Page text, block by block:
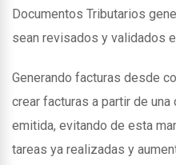
Documentos Tributarios
sean revisados y validados
Generando facturas desde
crear facturas a partir de
emitida, evitando de esta
tareas ya realizadas y